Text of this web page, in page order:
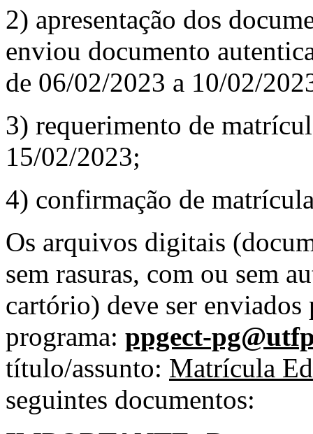
2) apresentação dos
enviou documento
de 06/02/2023 a 10/02/
3) requerimento de
15/02/2023;
4) confirmação de
Os arquivos digitais
sem rasuras, com ou sem
cartório) deve ser
programa: ppgect-
título/assunto: Matrícula
seguintes documentos: